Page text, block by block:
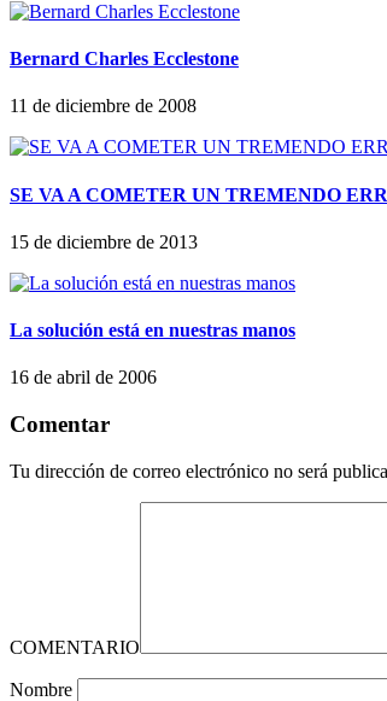
Bernard Charles Ecclestone
11 de diciembre de 2008
SE VA A COMETER UN TREMENDO
15 de diciembre de 2013
La solución está en nuestras manos
16 de abril de 2006
Comentar
Tu dirección de correo electrónico no será
COMENTARIO
Nombre